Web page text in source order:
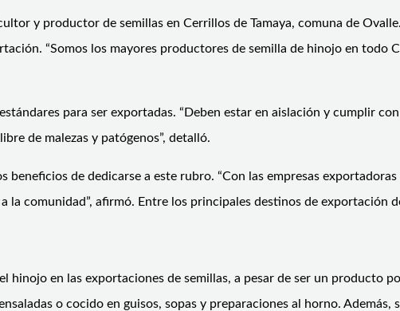
y productor de semillas en Cerrillos de Tamaya, comuna de
“Somos los mayores productores de semilla de hinojo en todo
para ser exportadas. “Deben estar en aislación y cumplir
de malezas y patógenos”, detalló.
de dedicarse a este rubro. “Con las empresas
la comunidad”, afirmó. Entre los principales destinos de exportación
hinojo en las exportaciones de semillas, a pesar de ser un producto
o cocido en guisos, sopas y preparaciones al horno.